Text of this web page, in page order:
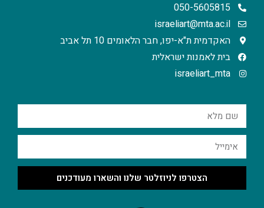
050-5605815
israeliart@mta.ac.il
האקדמית ת"א-יפו, חבר הלאומים 10 תל אביב
בית לאמנות ישראלית
israeliart_mta
הצטרפו לניוזלטר שלנו והשארו מעודכנים